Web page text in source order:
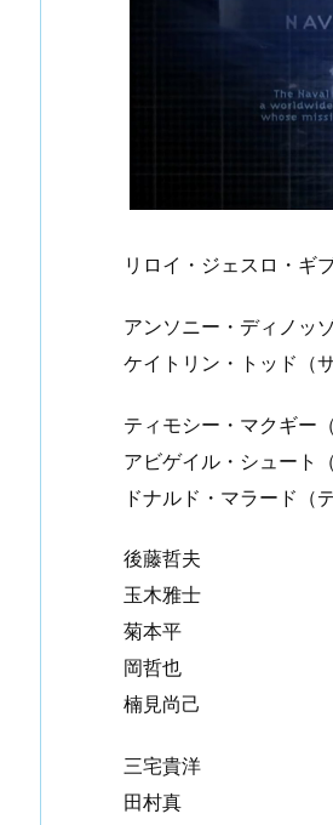
リロイ・ジェスロ・ギ
アンソニー・ディノッ
ケイトリン・トッド（
ティモシー・マクギー
アビゲイル・シュート
ドナルド・マラード（
後藤哲夫
玉木雅士
菊本平
岡哲也
楠見尚己
三宅貴洋
田村真